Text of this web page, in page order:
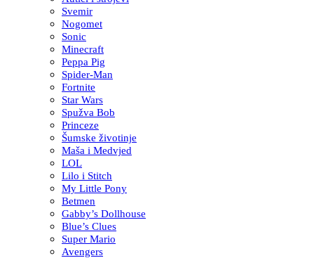
Svemir
Nogomet
Sonic
Minecraft
Peppa Pig
Spider-Man
Fortnite
Star Wars
Spužva Bob
Princeze
Šumske životinje
Maša i Medvjed
LOL
Lilo i Stitch
My Little Pony
Betmen
Gabby’s Dollhouse
Blue’s Clues
Super Mario
Avengers